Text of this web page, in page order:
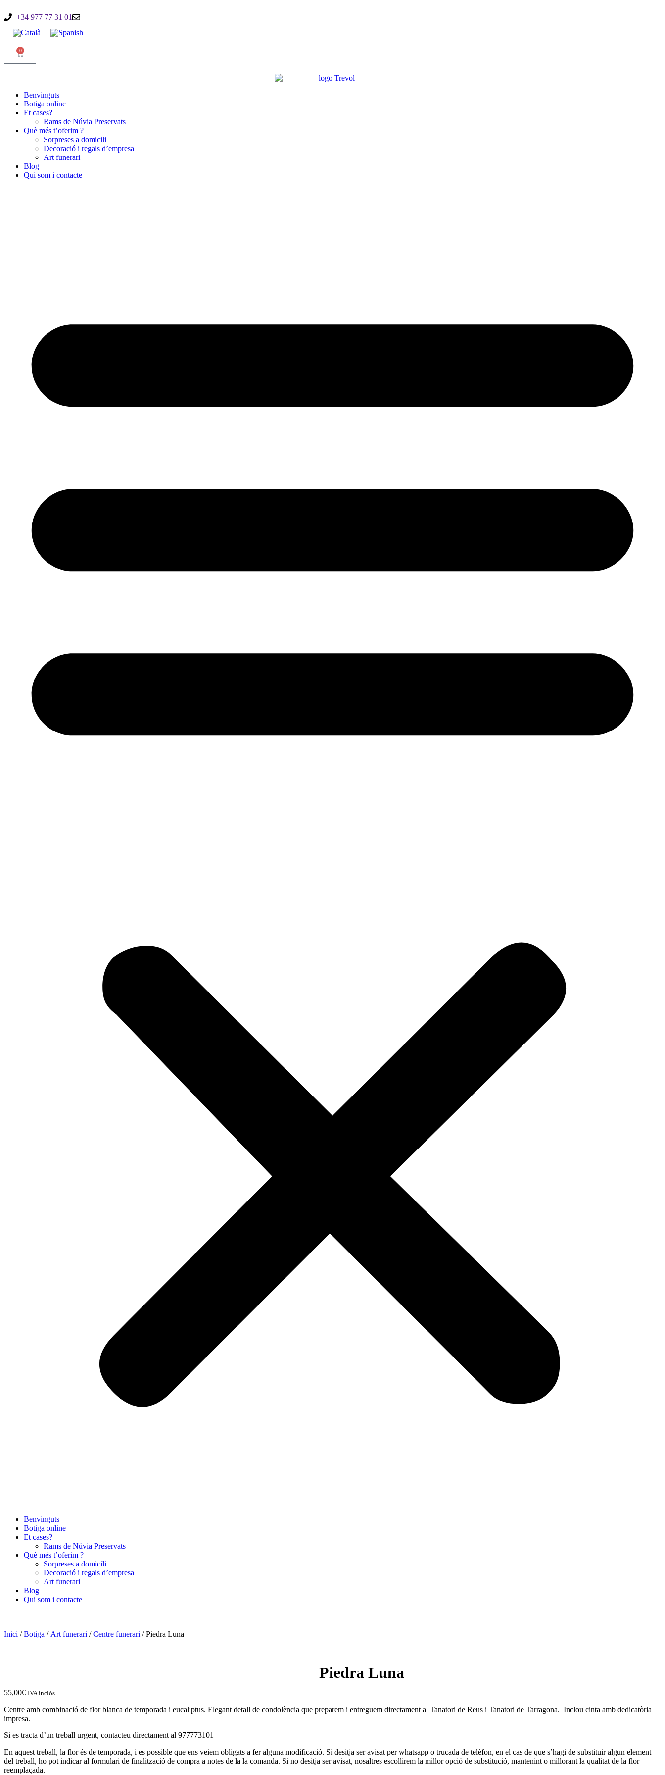
+34 977 77 31 01
0
Benvinguts
Botiga online
Et cases?
Rams de Núvia Preservats
Què més t’oferim ?
Sorpreses a domicili
Decoració i regals d’empresa
Art funerari
Blog
Qui som i contacte
Benvinguts
Botiga online
Et cases?
Rams de Núvia Preservats
Què més t’oferim ?
Sorpreses a domicili
Decoració i regals d’empresa
Art funerari
Blog
Qui som i contacte
Inici /Botiga / Art funerari /Centre funerari / Piedra Luna
Piedra Luna
55,00€ IVA inclòs
Centre amb combinació de flor blanca de temporada i eucaliptus. Elegant detall de condolència que preparem i entreguem directament al Tanatori de Reus i Tanatori de Tarragona. Inclou cinta amb dedicatòria
impresa.
Si es tracta d’un treball urgent, contacteu directament al 977773101
En aquest treball, la flor és de temporada, i es possible que ens veiem obligats a fer alguna modificació. Si desitja ser avisat per whatsapp o trucada de telèfon, en el cas de que s’hagi de substituir algun element
del treball, ho pot indicar al formulari de finalització de compra a notes de la la comanda. Si no desitja ser avisat, nosaltres escollirem la millor opció de substitució, mantenint o millorant la qualitat de la flor
reemplaçada.